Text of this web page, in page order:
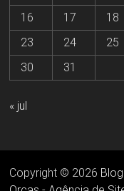
16
17 18
23
24 25
30
31
« jul
Copyright © 2026